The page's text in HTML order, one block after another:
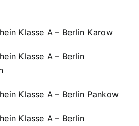
Klasse A – Berlin Karow
Klasse A – Berlin
Klasse A – Berlin Pankow
Klasse A – Berlin